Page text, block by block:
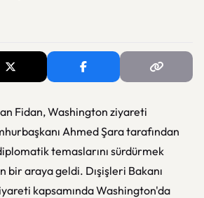
Fidan, Washington ziyareti
Ahmed Şara tarafından
temaslarını sürdürmek
bir araya geldi. Dışişleri Bakanı
kapsamında Washington'da